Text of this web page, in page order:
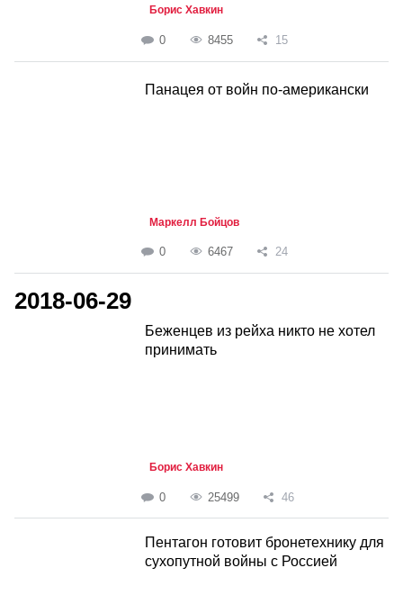
Борис Хавкин
0 8455 15
Панацея от войн по-американски
Маркелл Бойцов
0 6467 24
2018-06-29
Беженцев из рейха никто не хотел
принимать
Борис Хавкин
0 25499 46
Пентагон готовит бронетехнику для
сухопутной войны с Россией